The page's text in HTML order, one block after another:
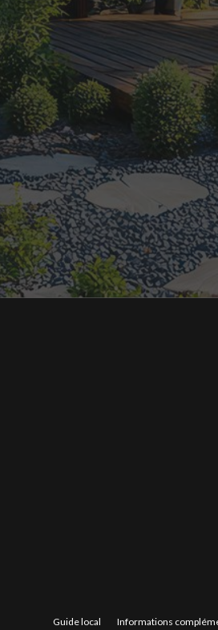
Guide local Informations